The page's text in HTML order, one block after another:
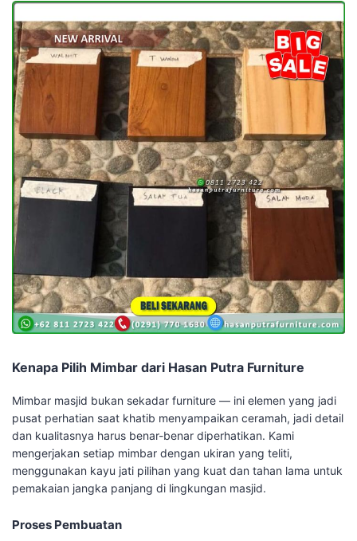
Kenapa Pilih Mimbar dari Hasan Putra Furniture
Mimbar masjid bukan sekadar furniture — ini elemen yang jadi
pusat perhatian saat khatib menyampaikan ceramah, jadi detail
dan kualitasnya harus benar-benar diperhatikan. Kami
mengerjakan setiap mimbar dengan ukiran yang teliti,
menggunakan kayu jati pilihan yang kuat dan tahan lama untuk
pemakaian jangka panjang di lingkungan masjid.
Proses Pembuatan